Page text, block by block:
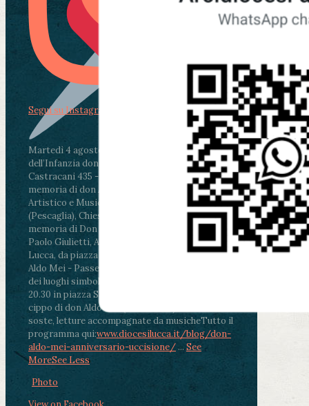
Martedì 4 agosto2026
ore 11:30 - Lucca, Scuola
dell’Infanzia don Aldo Mei - Viale Castruccio
Castracani 435 - Inaugurazione murales in
memoria di don Aldo Mei curato dal Liceo
Artistico e Musicale “Passaglia”
ore 18 - Fiano
(Pescaglia), Chiesa parrocchiale - Messa in
memoria di Don Aldo Mei celebrata da mons.
Paolo Giulietti, Arcivescovo di Lucca
ore 20.30 -
Lucca, da piazza San Michele al Cippo di don
Aldo Mei - Passeggiata della Memoria in alcuni
dei luoghi simbolo della città. Ritrovo alle ore
20.30 in piazza San Michele con conclusione al
cippo di don Aldo Mei (Porta Elisa). Durante le
soste, letture accompagnate da musicheTutto il
programma qui:www.diocesilucca.it/blog/don-
aldo-mei-anniversario-uccisione/ ... See
MoreSee Less
Photo
Segui su Instagram